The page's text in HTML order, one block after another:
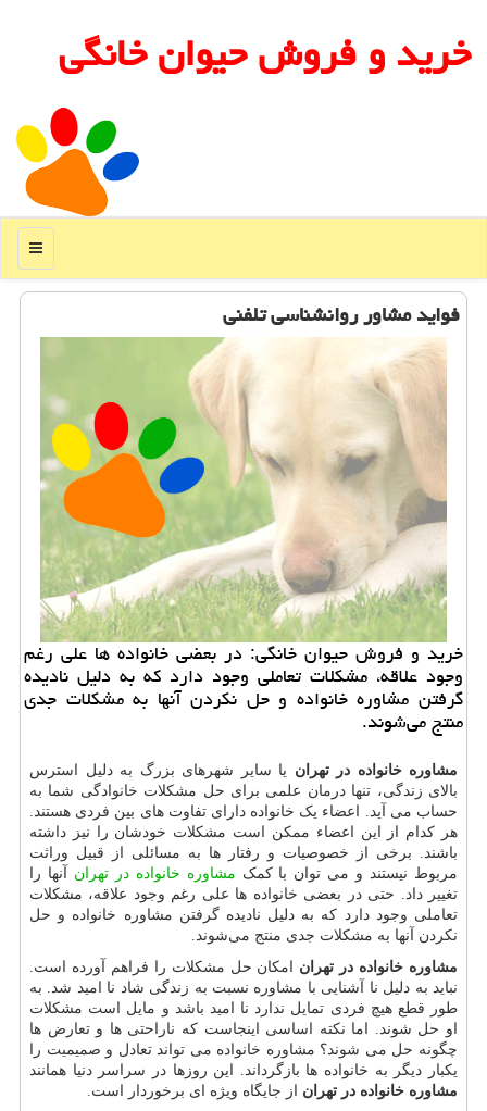
خرید و فروش حیوان خانگی
منو
فواید مشاور روانشناسی تلفنی
خرید و فروش حیوان خانگی: در بعضی خانواده ها علی رغم
وجود علاقه، مشكلات تعاملی وجود دارد كه به دلیل نادیده
گرفتن مشاوره خانواده و حل نكردن آنها به مشكلات جدی
منتج می‌شوند.
مشاوره خانواده در تهران یا سایر شهرهای بزرگ به دلیل استرس
بالای زندگی، تنها درمان علمی برای حل مشکلات خانوادگی شما به
حساب می آید. اعضاء یک خانواده دارای تفاوت های بین فردی هستند.
هر کدام از این اعضاء ممکن است مشکلات خودشان را نیز داشته
باشند. برخی از خصوصیات و رفتار ها به مسائلی از قبیل وراثت
مربوط نیستند و می توان با کمک مشاوره خانواده در تهران آنها را
تغییر داد. حتی در بعضی خانواده ها علی رغم وجود علاقه، مشکلات
تعاملی وجود دارد که به دلیل نادیده گرفتن مشاوره خانواده و حل
نکردن آنها به مشکلات جدی منتج می‌شوند.
مشاوره خانواده در تهران امکان حل مشکلات را فراهم آورده است.
نباید به دلیل نا آشنایی با مشاوره نسبت به زندگی شاد نا امید شد. به
طور قطع هیچ فردی تمایل ندارد نا امید باشد و مایل است مشکلات
او حل شوند. اما نکته اساسی اینجاست که ناراحتی ها و تعارض ها
چگونه حل می شوند؟ مشاوره خانواده می تواند تعادل و صمیمیت را
یکبار دیگر به خانواده ها بازگرداند. این روزها در سراسر دنیا همانند
مشاوره خانواده در تهران از جایگاه ویژه ای برخوردار است.